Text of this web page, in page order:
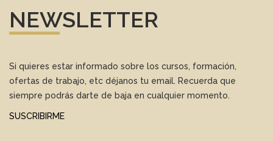
NEWSLETTER
Si quieres estar informado sobre los cursos, formación,
ofertas de trabajo, etc déjanos tu email. Recuerda que
siempre podrás darte de baja en cualquier momento.
SUSCRIBIRME